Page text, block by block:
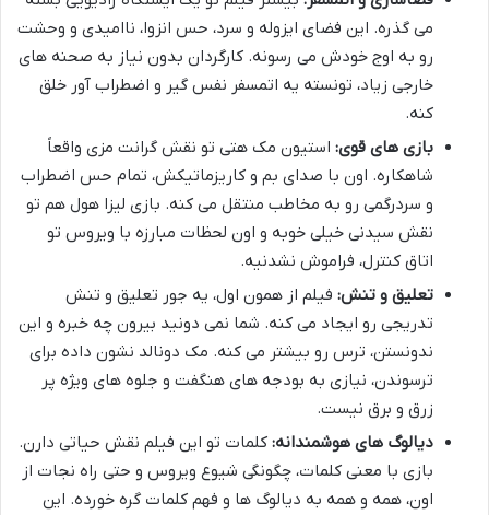
می گذره. این فضای ایزوله و سرد، حس انزوا، ناامیدی و وحشت
رو به اوج خودش می رسونه. کارگردان بدون نیاز به صحنه های
خارجی زیاد، تونسته یه اتمسفر نفس گیر و اضطراب آور خلق
کنه.
بازی های قوی: استیون مک هتی تو نقش گرانت مزی واقعاً
شاهکاره. اون با صدای بم و کاریزماتیکش، تمام حس اضطراب
و سردرگمی رو به مخاطب منتقل می کنه. بازی لیزا هول هم تو
نقش سیدنی خیلی خوبه و اون لحظات مبارزه با ویروس تو
اتاق کنترل، فراموش نشدنیه.
تعلیق و تنش: فیلم از همون اول، یه جور تعلیق و تنش
تدریجی رو ایجاد می کنه. شما نمی دونید بیرون چه خبره و این
ندونستن، ترس رو بیشتر می کنه. مک دونالد نشون داده برای
ترسوندن، نیازی به بودجه های هنگفت و جلوه های ویژه پر
زرق و برق نیست.
دیالوگ های هوشمندانه: کلمات تو این فیلم نقش حیاتی دارن.
بازی با معنی کلمات، چگونگی شیوع ویروس و حتی راه نجات از
اون، همه و همه به دیالوگ ها و فهم کلمات گره خورده. این